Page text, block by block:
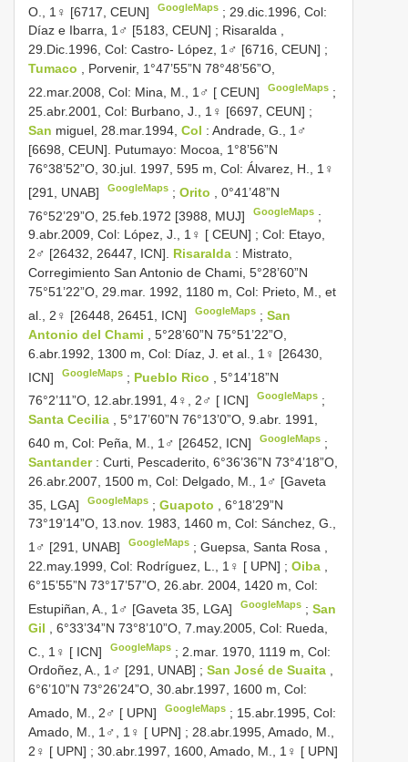
O., 1♀ [6717, CEUN] GoogleMaps ; 29.dic.1996, Col:
Díaz e Ibarra, 1♂ [5183, CEUN] ; Risaralda ,
29.Dic.1996, Col: Castro- López, 1♂ [6716, CEUN] ;
Tumaco
, Porvenir, 1°47’55”N 78°48’56”O,
22.mar.2008, Col: Mina, M., 1♂ [ CEUN]
GoogleMaps ;
25.abr.2001, Col: Burbano, J., 1♀ [6697, CEUN] ;
San miguel, 28.mar.1994, Col : Andrade, G., 1♂
[6698, CEUN]. Putumayo: Mocoa, 1°8’56”N
76°38’52”O, 30.jul. 1997, 595 m, Col: Álvarez, H., 1♀
[291, UNAB]
GoogleMaps ;Orito
, 0°41’48”N
76°52’29”O, 25.feb.1972 [3988, MUJ]
GoogleMaps ;
9.abr.2009, Col: López, J., 1♀ [ CEUN] ; Col: Etayo,
2♂ [26432, 26447, ICN]. Risaralda : Mistrato,
Corregimiento San Antonio de Chami, 5°28’60”N
75°51’22”O, 29.mar. 1992, 1180 m, Col: Prieto, M., et
al., 2♀ [26448, 26451, ICN]
GoogleMaps ;San
Antonio del Chami
, 5°28’60”N 75°51’22”O,
6.abr.1992, 1300 m, Col: Díaz, J. et al., 1♀ [26430,
ICN]
GoogleMaps ; Pueblo Rico
, 5°14’18”N
76°2’11”O, 12.abr.1991, 4♀, 2♂ [ ICN]
GoogleMaps ;
Santa Cecilia
, 5°17’60”N 76°13’0”O, 9.abr. 1991,
640 m, Col: Peña, M., 1♂ [26452, ICN]
GoogleMaps ;
Santander : Curti, Pescaderito, 6°36’36”N 73°4’18”O,
26.abr.2007, 1500 m, Col: Delgado, M., 1♂ [Gaveta
35, LGA]
GoogleMaps ;Guapoto
, 6°18’29”N
73°19’14”O, 13.nov. 1983, 1460 m, Col: Sánchez, G.,
1♂ [291, UNAB]
GoogleMaps ;Guepsa, Santa Rosa ,
22.may.1999, Col: Rodríguez, L., 1♀ [ UPN] ; Oiba
6°15’55”N 73°17’57”O, 26.abr. 2004, 1420 m, Col:
Estupiñan, A., 1♂ [Gaveta 35, LGA]
GoogleMaps ;San
Gil
, 6°33’34”N 73°8’10”O, 7.may.2005, Col: Rueda,
C., 1♀ [ ICN]
GoogleMaps ; 2.mar. 1970, 1119 m, Col:
Ordoñez, A., 1♂ [291, UNAB] ; San José de Suaita ,
6°6’10”N 73°26’24”O, 30.abr.1997, 1600 m, Col:
Amado, M., 2♂ [ UPN]
GoogleMaps ; 15.abr.1995, Col:
Amado, M., 1♂, 1♀ [ UPN] ; 28.abr.1995, Amado, M.,
2♀ [ UPN] ; 30.abr.1997, 1600, Amado, M., 1♀ [ UPN]